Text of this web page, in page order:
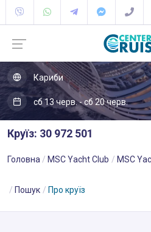
Кариби
сб 13 черв. - сб 20 черв.
Круїз: 30 972 501
Головна MSC Yacht Club MSC
Пошук Про круїз